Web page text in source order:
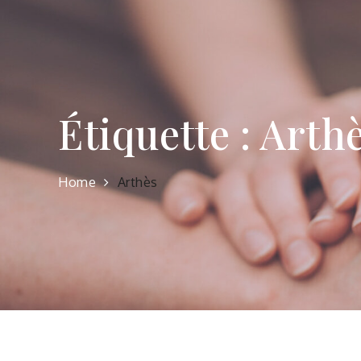
Étiquette :
Home Arthès